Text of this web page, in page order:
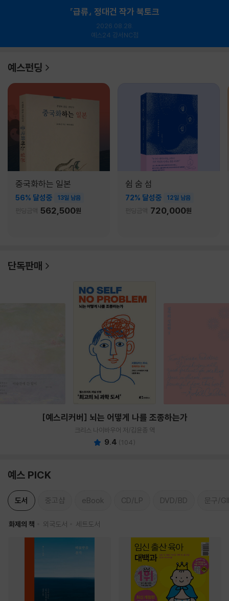
『급류』 정대건 작가 북토크
2026.08.28.
예스24 강서NC점
예스펀딩
중국화하는 일본
56% 달성중 13일 남음
펀딩금액 562,500원
쉼 숨 섬
72% 달성중 12일 남음
펀딩금액 720,000원
단독판매
[예스리커버] 뇌는 어떻게 나를 조종하는가
크리스 나이바우어 저/김윤종 역
9.4 (104)
예스 PICK
도서 중고샵 eBook CD/LP DVD/BD 문구/
화제의 책 외국도서 세트도서